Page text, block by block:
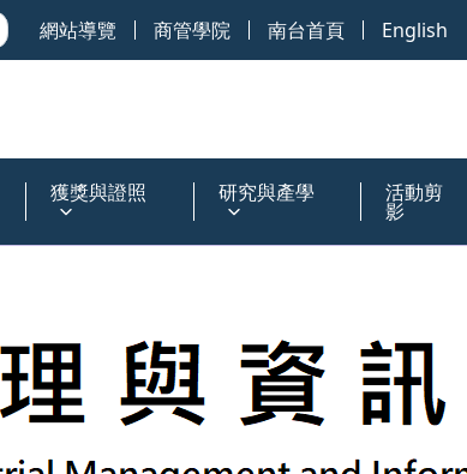
網站導覽 商管學院 南台首頁 English
獲獎與證照 研究與產學 活動剪
影